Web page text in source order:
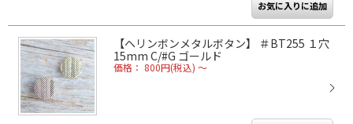
【ヘリンボンメタルボタン】 ＃BT255 １穴
15mm C/#G ゴールド
価格： 800円(税込) ～